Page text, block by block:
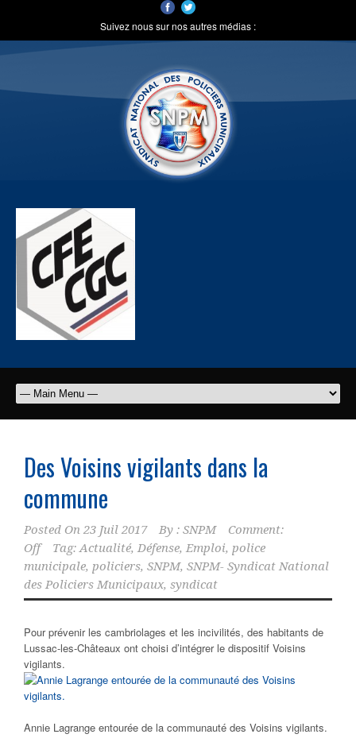
Suivez nous sur nos autres médias :
Des Voisins vigilants dans la
commune
Posted On 23 Juil 2017 By : SNPM
Comment:
Off
Tag:Actualité, Défense, Emploi, police
municipale, policiers, SNPM, SNPM- Syndicat National
des Policiers Municipaux, syndicat
Pour prévenir les cambriolages et les incivilités, des habitants de
Lussac-les-Châteaux ont choisi d’intégrer le dispositif Voisins
vigilants.
Annie Lagrange entourée de la communauté des Voisins vigilants.